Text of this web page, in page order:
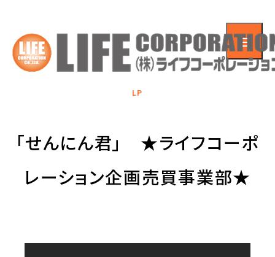
LP
「せんにん君」 ★ライフコーポ
レーション企画売買事業部★